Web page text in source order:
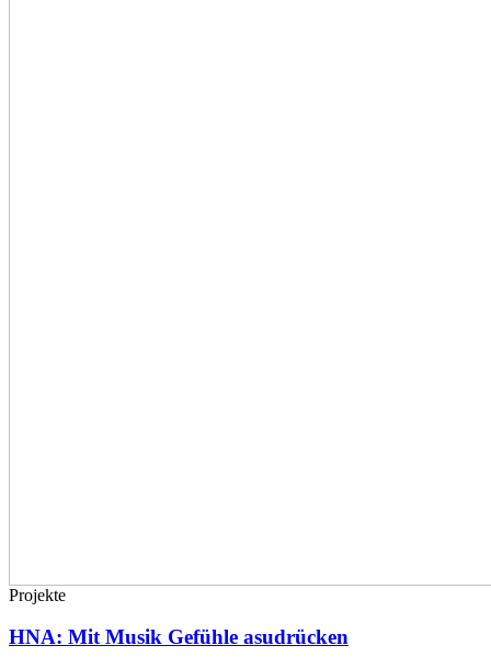
Projekte
HNA: Mit Musik Gefühle asudrücken